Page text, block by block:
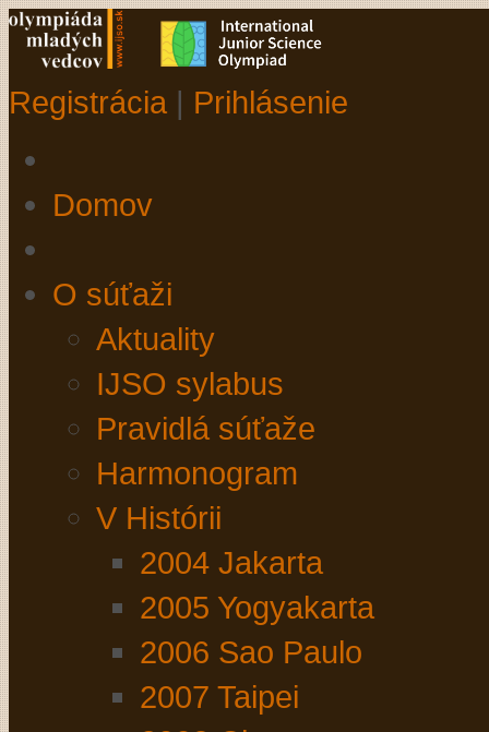
Registrácia | Prihlásenie
Domov
O súťaži
Aktuality
IJSO sylabus
Pravidlá súťaže
Harmonogram
V Histórii
2004 Jakarta
2005 Yogyakarta
2006 Sao Paulo
2007 Taipei